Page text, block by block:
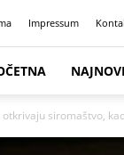
Impressum
siromaštvo,